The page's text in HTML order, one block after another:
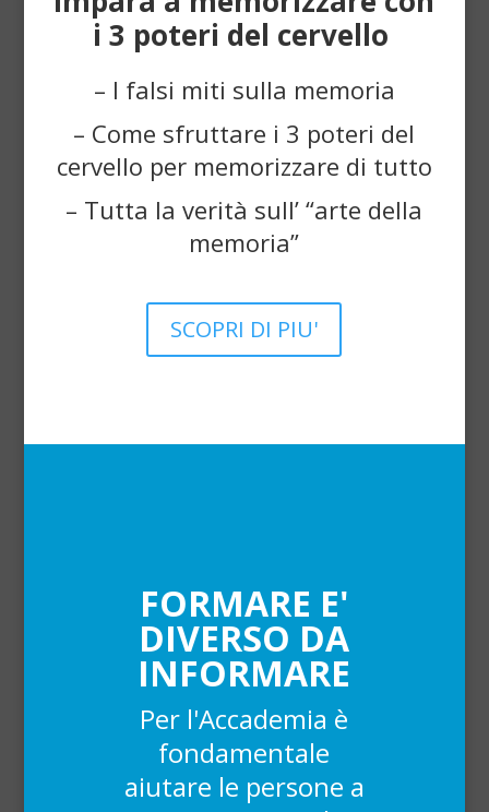
i 3 poteri del cervello
– I falsi miti sulla memoria
– Come sfruttare i 3 poteri del
cervello per memorizzare di tutto
– Tutta la verità sull’ “arte della
memoria”
SCOPRI DI PIU'
FORMARE E'
DIVERSO DA
INFORMARE
Per l'Accademia è
fondamentale
aiutare le persone a